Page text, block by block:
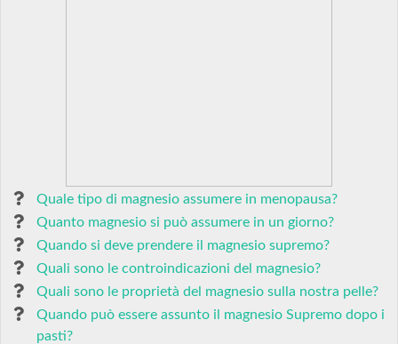
Quale tipo di magnesio assumere in menopausa?
Quanto magnesio si può assumere in un giorno?
Quando si deve prendere il magnesio supremo?
Quali sono le controindicazioni del magnesio?
Quali sono le proprietà del magnesio sulla nostra pelle?
Quando può essere assunto il magnesio Supremo dopo i
pasti?